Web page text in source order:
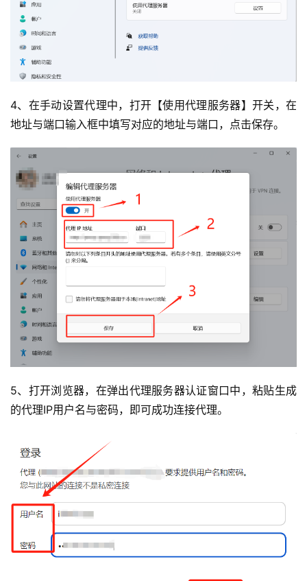
4、在手动设置代理中，打开【使用代理服务器】开关，在
地址与端口输入框中填写对应的地址与端口，点击保存。
5、打开浏览器，在弹出代理服务器认证窗口中，粘贴生成
的代理IP用户名与密码，即可成功连接代理。